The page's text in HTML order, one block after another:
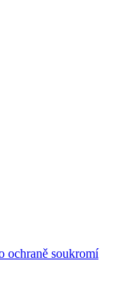
ochraně soukromí